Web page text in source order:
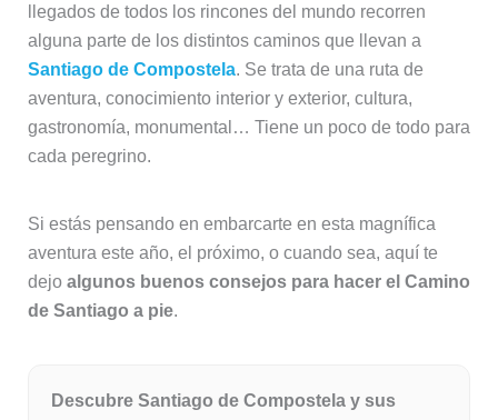
llegados de todos los rincones del mundo recorren
alguna parte de los distintos caminos que llevan a
Santiago de Compostela. Se trata de una ruta de
aventura, conocimiento interior y exterior, cultura,
gastronomía, monumental… Tiene un poco de todo para
cada peregrino.
Si estás pensando en embarcarte en esta magnífica
aventura este año, el próximo, o cuando sea, aquí te
dejo algunos buenos consejos para hacer el Camino
de Santiago a pie.
Descubre Santiago de Compostela y sus